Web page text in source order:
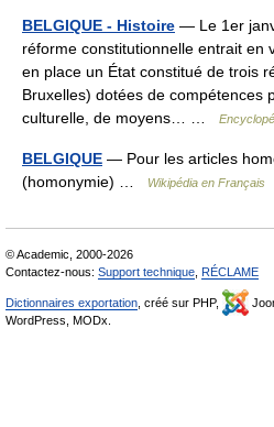
BELGIQUE - Histoire — Le 1er
réforme constitutionnelle entrait en
en place un État constitué de trois
Bruxelles) dotées de compétences
culturelle, de moyens… …
BELGIQUE — Pour les articles
(homonymie) …
Wikipédia en Français
© Academic, 2000-2026
Contactez-nous: Support technique RÉCLAME
Dictionnaires exportation , créé sur PHP,
WordPress, MODx.